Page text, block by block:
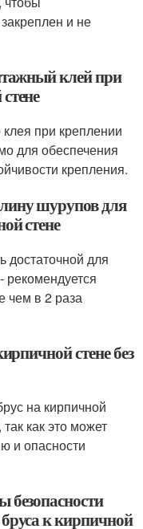
и не
клей при
при креплении
для обеспечения
крепления.
шурупов для
стене
для
рекомендуется
чем в 2 раза
стене без
на кирпичной
как это может
и опасности
безопасности
к кирпичной